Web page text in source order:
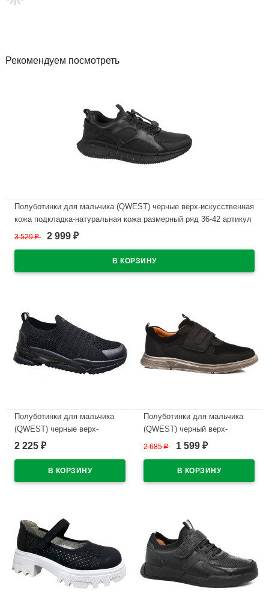
Рекомендуем посмотреть
Полуботинки для мальчика (QWEST) черные верх-искусственная
кожа подкладка-натуральная кожа размерный ряд 36-42 артикул
232T-Z1-3864
3 529₽ 2 999 ₽
Полуботинки для мальчика
(QWEST) черные верх-
текстиль подкладка-
ряд 31-37 артикул 232T-F28-
3831
2 225 ₽
Полуботинки для мальчика
(QWEST) черный верх-
искусственная кожа/текстиль
размер 32-37 арт.232T-Z1-3848
2 685₽ 1 599 ₽